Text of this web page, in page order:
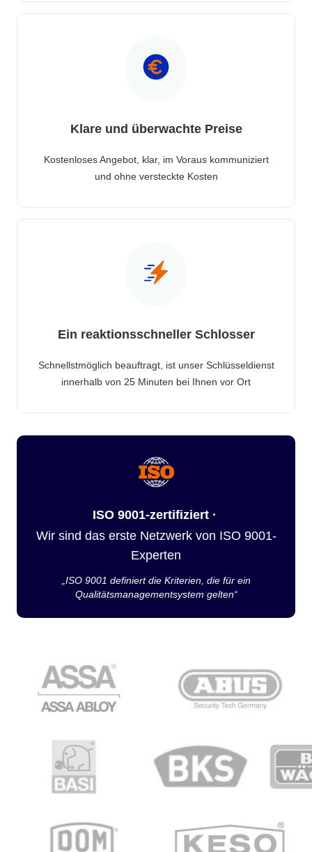
Klare und überwachte Preise
Kostenloses Angebot, klar, im Voraus kommuniziert
und ohne versteckte Kosten
Ein reaktionsschneller Schlosser
Schnellstmöglich beauftragt, ist unser Schlüsseldienst
innerhalb von 25 Minuten bei Ihnen vor Ort
ISO 9001-zertifiziert ·
Wir sind das erste Netzwerk von ISO 9001-
Experten
„ISO 9001 definiert die Kriterien, die für ein
Qualitätsmanagementsystem gelten“